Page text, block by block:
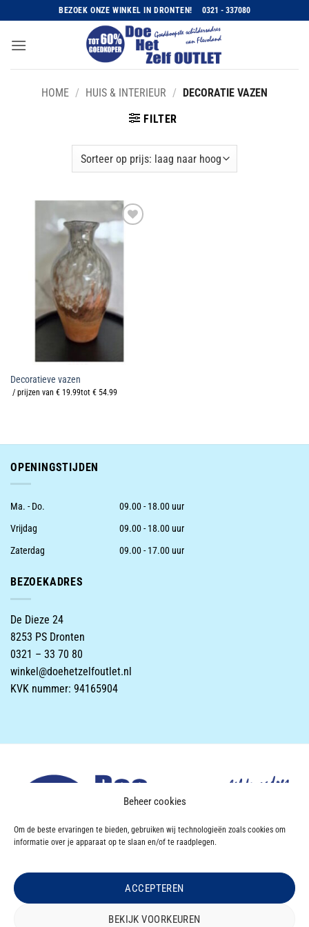
Beheer cookies
Om de beste ervaringen te bieden, gebruiken wij technologieën zoals cookies om
informatie over je apparaat op te slaan en/of te raadplegen.
ACCEPTEREN
BEKIJK VOORKEUREN
naar
inhoud
BEZOEK ONZE WINKEL IN DRONTEN! 0321 - 337080
HOME / HUIS & INTERIEUR / DECORATIE VAZEN
FILTER
aan
Decoratieve vazen
/ prijzen van € 19.99tot € 54.99
OPENINGSTIJDEN
Ma. - Do.
09.00 - 18.00 uur
Vrijdag
09.00 - 18.00 uur
Zaterdag
09.00 - 17.00 uur
BEZOEKADRES
De Dieze 24
8253 PS Dronten
0321 – 33 70 80
winkel@doehetzelfoutlet.nl
KVK nummer: 94165904
OVER DOEHETZELF OUTLET CONTACT